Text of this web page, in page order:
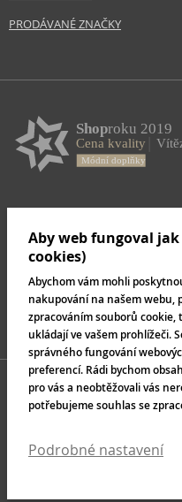
PRODÁVANÉ ZNAČKY
Aby web fungoval
cookies)
Abychom vám mohli
nakupování na našem webu,
zpracováním souborů cookie,
ukládají ve vašem prohlížeči.
správného fungování
preferencí. Rádi bychom
pro vás a neobtěžovali vás
potřebujeme souhlas se
Podrobné nastavení